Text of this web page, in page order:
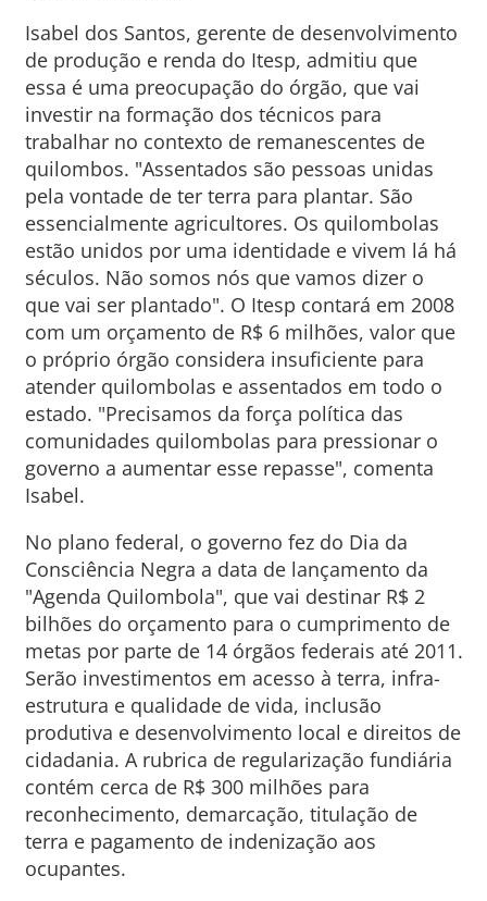
Isabel dos Santos, gerente de desenvolvimento
de produção e renda do Itesp, admitiu que
essa é uma preocupação do órgão, que vai
investir na formação dos técnicos para
trabalhar no contexto de remanescentes de
quilombos. "Assentados são pessoas unidas
pela vontade de ter terra para plantar. São
essencialmente agricultores. Os quilombolas
estão unidos por uma identidade e vivem lá há
séculos. Não somos nós que vamos dizer o
que vai ser plantado". O Itesp contará em 2008
com um orçamento de R$ 6 milhões, valor que
o próprio órgão considera insuficiente para
atender quilombolas e assentados em todo o
estado. "Precisamos da força política das
comunidades quilombolas para pressionar o
governo a aumentar esse repasse", comenta
Isabel.
No plano federal, o governo fez do Dia da
Consciência Negra a data de lançamento da
"Agenda Quilombola", que vai destinar R$ 2
bilhões do orçamento para o cumprimento de
metas por parte de 14 órgãos federais até 2011.
Serão investimentos em acesso à terra, infra-
estrutura e qualidade de vida, inclusão
produtiva e desenvolvimento local e direitos de
cidadania. A rubrica de regularização fundiária
contém cerca de R$ 300 milhões para
reconhecimento, demarcação, titulação de
terra e pagamento de indenização aos
ocupantes.